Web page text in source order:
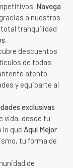
Navega
a nuestros
tranquilidad
.
descuentos
de todas
atento
y equiparte al
exclusivas
vida, desde tu
que Aquí Mejor
tu forma de
de